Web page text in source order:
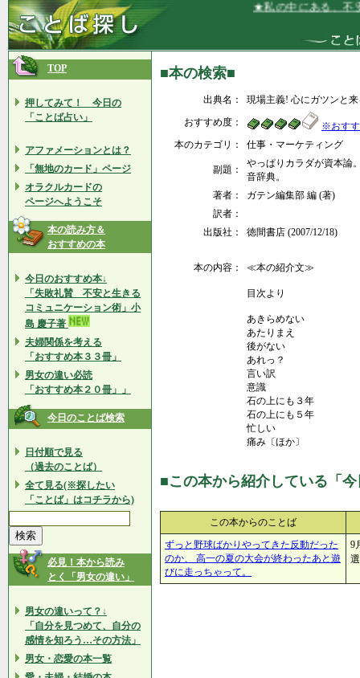
★私の中にある、不安
TOP
押してみて！ 今日の
「ことば占い」
アファメーションとは？
「無地のカード」ページ
オラクルカードの
ページへようこそ
本の読み方＆
おすすめの本
今日のおすすめ本↓
「失敗礼賛 不安と生きる
コミュニケーション術」小
島 慶子著
夫婦関係を考える
「おすすめ本３３冊」
男女の違い必読
「おすすめ本２０冊」」
今日のことば検索
日付順で見る
（過去のことば）
全て見る(※探したい
「ことば」はコチラから)
必見！本から読み
とく「男女の違い」
男女の違いって？↓
「自分を見つめて、自分の
感情を知ろう…その方法」
男女・恋愛の本一覧
■本の検索■
出典名：
現場主義! 心にガツンと
おすすめ度：
※おす
本のカテゴリ：
仕事・マーケティング
副題：
やっぱりカラダが資本論
音辞典。
著者：
ガテン編集部 編 (著)
訳者：
出版社：
徳間書店 (2007/12/18)
本の内容： ≪本の紹介文≫
目次より
あきらめない
あたりまえ
後がない
あれっ？
言い訳
意識
石の上にも３年
石の上にも５年
忙しい
痛み〔ほか〕
■この本から紹介している「
この本からのことば
ずっと野球ばかりやってきた反動だった
のか、 高一の夏の大会が終わったあと遊
びに走っちゃって。
9